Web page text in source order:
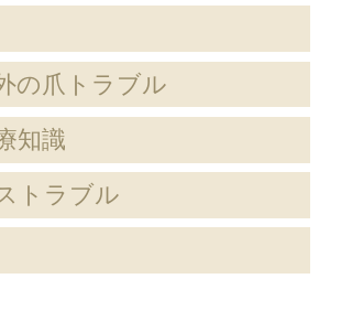
の爪トラブル
知識
トラブル